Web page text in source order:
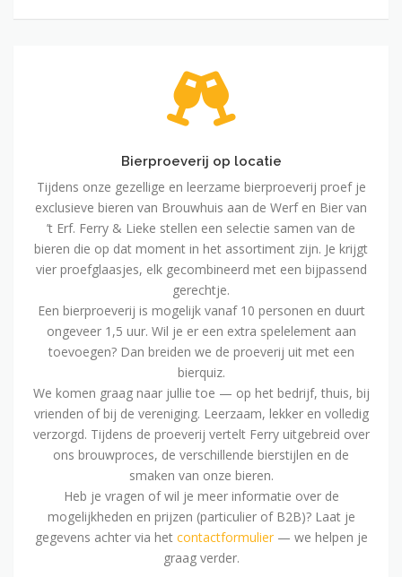
Bierproeverij op locatie
Tijdens onze gezellige en leerzame bierproeverij proef je
exclusieve bieren van Brouwhuis aan de Werf en Bier van
’t Erf. Ferry & Lieke stellen een selectie samen van de
bieren die op dat moment in het assortiment zijn. Je krijgt
vier proefglaasjes, elk gecombineerd met een bijpassend
gerechtje.
Een bierproeverij is mogelijk vanaf 10 personen en duurt
ongeveer 1,5 uur. Wil je er een extra spelelement aan
toevoegen? Dan breiden we de proeverij uit met een
bierquiz.
We komen graag naar jullie toe — op het bedrijf, thuis, bij
vrienden of bij de vereniging. Leerzaam, lekker en volledig
verzorgd. Tijdens de proeverij vertelt Ferry uitgebreid over
ons brouwproces, de verschillende bierstijlen en de
smaken van onze bieren.
Heb je vragen of wil je meer informatie over de
mogelijkheden en prijzen (particulier of B2B)? Laat je
gegevens achter via het contactformulier— we helpen je
graag verder.